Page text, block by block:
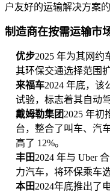
户友好的运输解决方案的
制造商在按需运输市
优步2025 年为其网约
其环保交通选择范围扩
来福车2024 年底，该
试验，标志着其自动
戴姆勒集团2025 年初
台，整合了叫车、汽
高了 12%。
丰田2024 年与 Uber
力汽车，将环保乘车
本田2024年底推出了